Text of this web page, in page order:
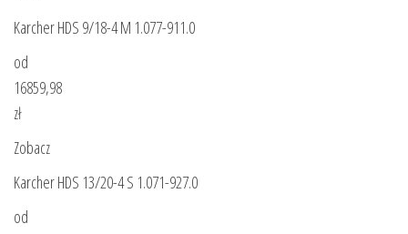
Karcher HDS 9/18-4 M 1.077-911.0
od
16859,98
zł
Zobacz
Karcher HDS 13/20-4 S 1.071-927.0
od